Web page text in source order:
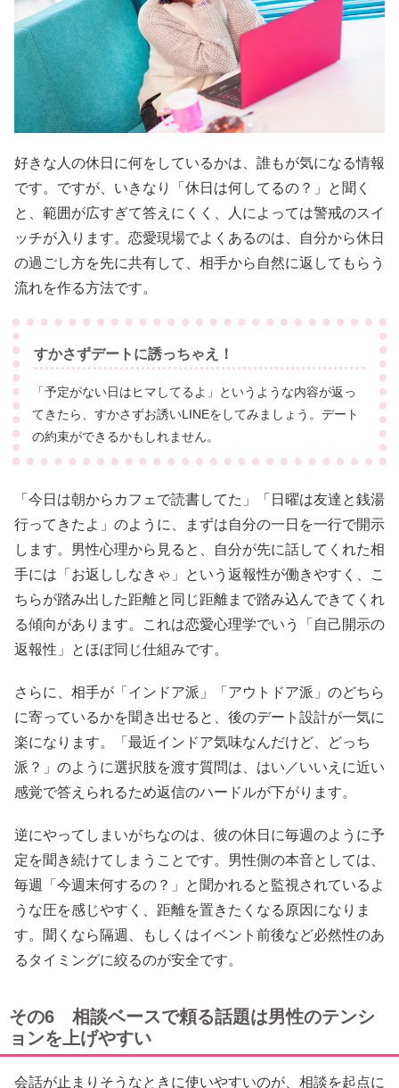
好きな人の休日に何をしているかは、誰もが気になる情報
です。ですが、いきなり「休日は何してるの？」と聞く
と、範囲が広すぎて答えにくく、人によっては警戒のスイ
ッチが入ります。恋愛現場でよくあるのは、自分から休日
の過ごし方を先に共有して、相手から自然に返してもらう
流れを作る方法です。
すかさずデートに誘っちゃえ！
「予定がない日はヒマしてるよ」というような内容が返っ
てきたら、すかさずお誘いLINEをしてみましょう。デート
の約束ができるかもしれません。
「今日は朝からカフェで読書してた」「日曜は友達と銭湯
行ってきたよ」のように、まずは自分の一日を一行で開示
します。男性心理から見ると、自分が先に話してくれた相
手には「お返ししなきゃ」という返報性が働きやすく、こ
ちらが踏み出した距離と同じ距離まで踏み込んできてくれ
る傾向があります。これは恋愛心理学でいう「自己開示の
返報性」とほぼ同じ仕組みです。
さらに、相手が「インドア派」「アウトドア派」のどちら
に寄っているかを聞き出せると、後のデート設計が一気に
楽になります。「最近インドア気味なんだけど、どっち
派？」のように選択肢を渡す質問は、はい／いいえに近い
感覚で答えられるため返信のハードルが下がります。
逆にやってしまいがちなのは、彼の休日に毎週のように予
定を聞き続けてしまうことです。男性側の本音としては、
毎週「今週末何するの？」と聞かれると監視されているよ
うな圧を感じやすく、距離を置きたくなる原因になりま
す。聞くなら隔週、もしくはイベント前後など必然性のあ
るタイミングに絞るのが安全です。
その6 相談ベースで頼る話題は男性のテンシ
ョンを上げやすい
会話が止まりそうなときに使いやすいのが、相談を起点に